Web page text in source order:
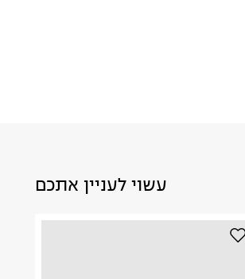
עשוי לעניין אתכם